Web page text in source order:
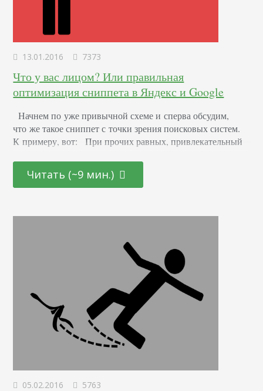
13.01.2016 7373
Что у вас лицом? Или правильная
оптимизация сниппета в Яндекс и Google
Начнем по уже привычной схеме и сперва обсудим,
что же такое сниппет с точки зрения поисковых систем.
К примеру, вот: При прочих равных, привлекательный
вперед в результатах поиска, но и повысит количество
переходов на вашу страницу. Это значит, что не стоит
Не ваш сверхклассный дизайн, не глубокомысленные
Читать (~9 мин.)
05.02.2016 5763